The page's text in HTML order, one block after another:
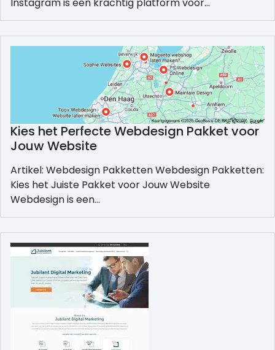
Kies het Perfecte Webdesign Pakket voor
Jouw Website
Artikel: Webdesign Pakketten Webdesign Pakketten:
Kies het Juiste Pakket voor Jouw Website
Webdesign is een…